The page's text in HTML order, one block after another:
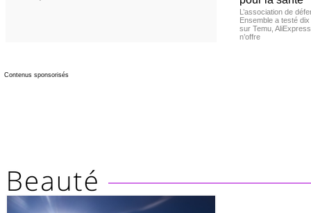
L’association de
Ensemble a testé
sur Temu,
n’offre
Contenus sponsorisés